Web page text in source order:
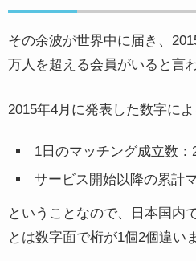
その余波が世界中に届き、
万人を超える会員がいると言
2015年4月に発表した数字によ
1日のマッチング成立数：
サービス開始以降の累計
ということなので、日本国内
とは数字面で桁が1個2個違い